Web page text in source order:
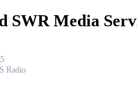
SWR Media
Radio